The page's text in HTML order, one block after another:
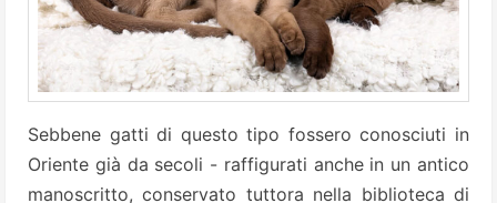
Sebbene gatti di questo tipo fossero conosciuti in
Oriente già da secoli - raffigurati anche in un antico
manoscritto, conservato tuttora nella biblioteca di